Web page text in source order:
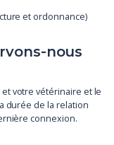
et ordonnance)
nous
votre vétérinaire et le
durée de la relation
connexion.